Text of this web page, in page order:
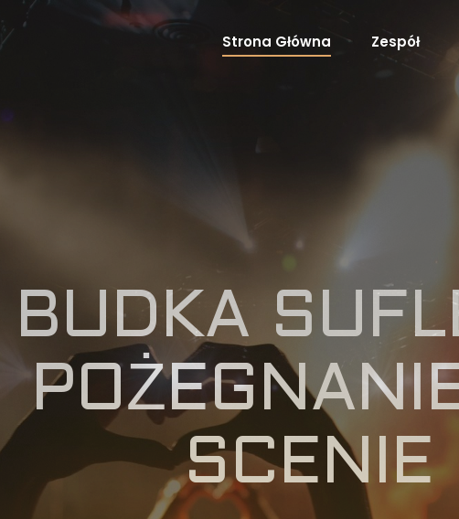
Strona Główna Zespół
BUDKA
SCENIE